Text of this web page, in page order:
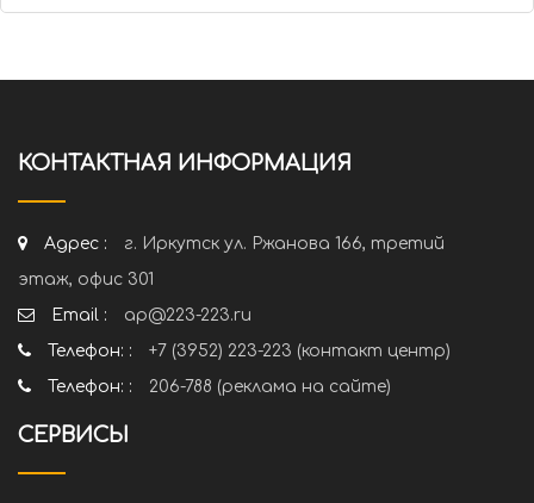
КОНТАКТНАЯ ИНФОРМАЦИЯ
Адрес :
г. Иркутск ул. Ржанова 166, третий
этаж, офис 301
Email :
ap@223-223.ru
Телефон: :
+7 (3952) 223-223 (контакт центр)
Телефон: :
206-788 (реклама на сайте)
СЕРВИСЫ